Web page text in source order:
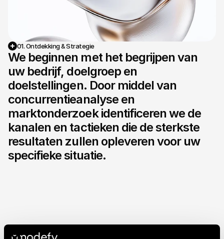
01. Ontdekking & Strategie
We beginnen met het begrijpen van
uw bedrijf, doelgroep en
doelstellingen. Door middel van
concurrentieanalyse en
marktonderzoek identificeren we de
kanalen en tactieken die de sterkste
resultaten zullen opleveren voor uw
specifieke situatie.